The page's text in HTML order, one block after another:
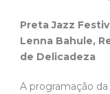
Preta Jazz
Lenna Bahule,
de Delicadeza
A programação